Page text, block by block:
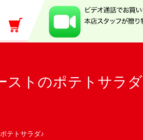
ストのポテトサラダ
テトサラダ♪